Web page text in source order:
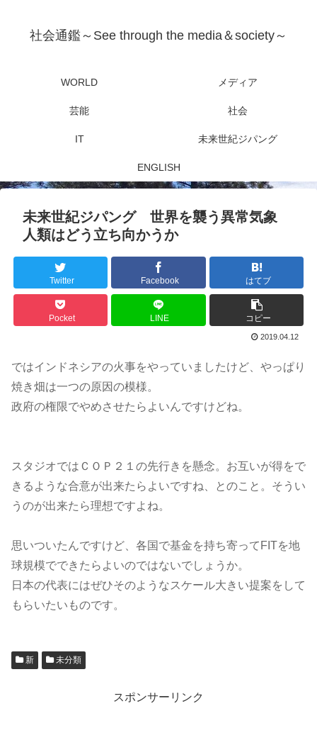
社会通鑑～See through the media＆society～
WORLD メディア
芸能 社会
IT 未来世紀ジパング
ENGLISH
未来世紀ジパング 世界を襲う異常気象
人類はどう立ち向かうか
Twitter Facebook はてブ
Pocket LINE コピー
2019.04.12
ではインドネシアの火事をやっていましたけど、やっぱり
焼き畑は一つの原因の模様。
政府の権限でやめさせたらよいんですけどね。
スタジオではＣＯＰ２１の先行きを懸念。お互いが得をで
きるような合意が出来たらよいですね、とのこと。そうい
うのが出来たら理想ですよね。
思いついたんですけど、各国で基金を持ち寄ってFITを地
球規模でできたらよいのではないでしょうか。
日本の代表にはぜひそのようなスケール大きい提案をして
もらいたいものです。
新 未分類
スポンサーリンク